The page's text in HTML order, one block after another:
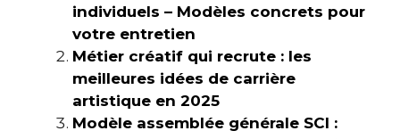
individuels – Modèles concrets pour
votre entretien
Métier créatif qui recrute : les
meilleures idées de carrière
artistique en 2025
Modèle assemblée générale SCI :